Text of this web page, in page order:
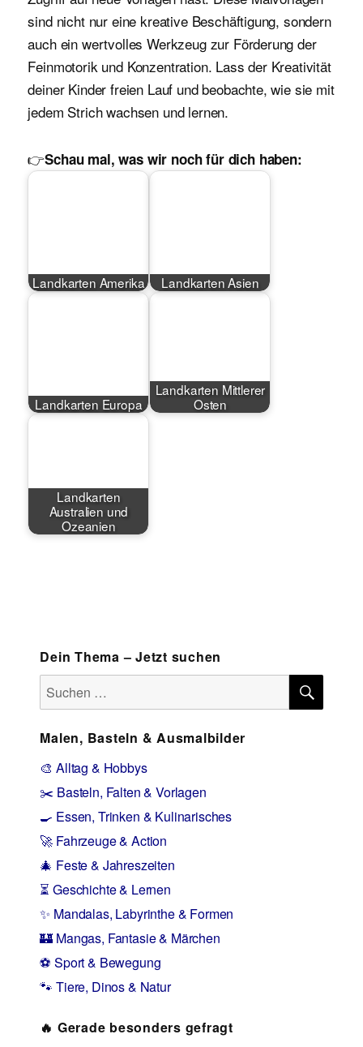
sind nicht nur eine kreative Beschäftigung, sondern
auch ein wertvolles Werkzeug zur Förderung der
Feinmotorik und Konzentration. Lass der Kreativität
deiner Kinder freien Lauf und beobachte, wie sie mit
jedem Strich wachsen und lernen.
👉Schau mal, was wir noch für dich haben:
Landkarten Amerika Landkarten Asien
Landkarten Europa
Landkarten Mittlerer
Osten
Landkarten
Australien und
Ozeanien
Dein Thema – Jetzt suchen
Suchen
nach:
Malen, Basteln & Ausmalbilder
🎨 Alltag & Hobbys
✂️ Basteln, Falten & Vorlagen
🍳 Essen, Trinken & Kulinarisches
🚀 Fahrzeuge & Action
🎄 Feste & Jahreszeiten
⏳ Geschichte & Lernen
✨ Mandalas, Labyrinthe & Formen
🏰 Mangas, Fantasie & Märchen
⚽ Sport & Bewegung
🐾 Tiere, Dinos & Natur
🔥 Gerade besonders gefragt